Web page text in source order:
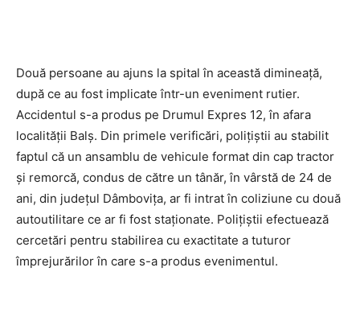
Două persoane au ajuns la spital în această dimineață,
după ce au fost implicate într-un eveniment rutier.
Accidentul s-a produs pe Drumul Expres 12, în afara
localității Balș. Din primele verificări, polițiștii au stabilit
faptul că un ansamblu de vehicule format din cap tractor
și remorcă, condus de către un tânăr, în vârstă de 24 de
ani, din județul Dâmbovița, ar fi intrat în coliziune cu două
autoutilitare ce ar fi fost staționate. Polițiștii efectuează
cercetări pentru stabilirea cu exactitate a tuturor
împrejurărilor în care s-a produs evenimentul.